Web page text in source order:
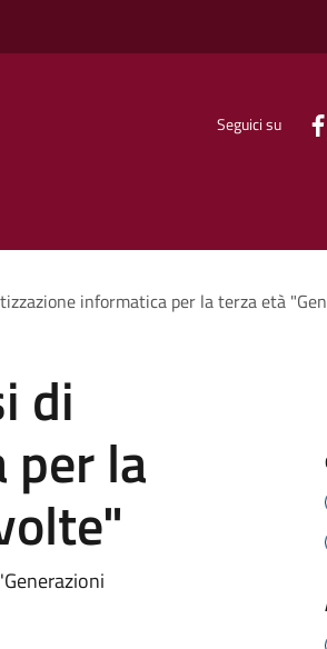
Seguici su
informatica per la terza età
di
la